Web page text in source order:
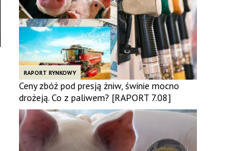
RAPORT RYNKOWY
Ceny zbóż pod presją żniw, świnie mocno
drożeją. Co z paliwem? [RAPORT 7.08]